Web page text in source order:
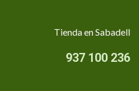
Tienda en Sabadell
937 100 236